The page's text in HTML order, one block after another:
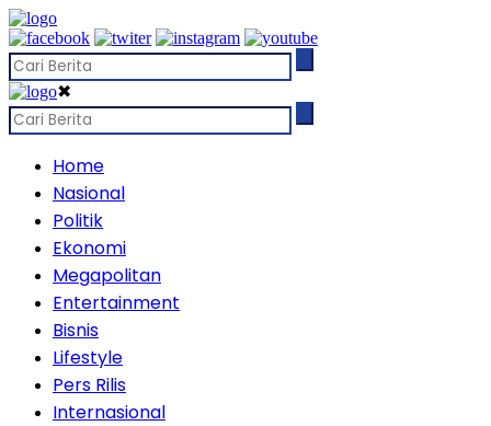
✖
Home
Nasional
Politik
Ekonomi
Megapolitan
Entertainment
Bisnis
Lifestyle
Pers Rilis
Internasional